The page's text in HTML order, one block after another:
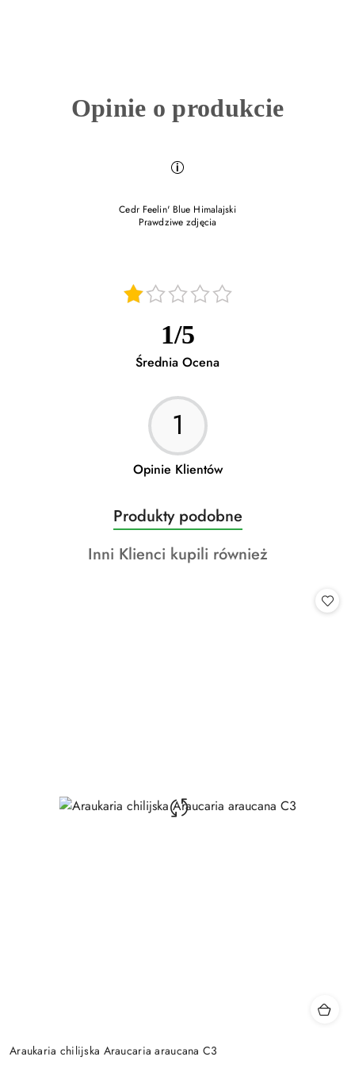
Opinie o produkcie
Cedr Feelin' Blue Himalajski
Prawdziwe zdjęcia
1/5
Średnia Ocena
1
Opinie Klientów
24.11.2025
otrzymałam towaru ani żadnej informacji
Pomiń karuzelę produktów
Produkty
o
statusie:
Produkty podobne
Produkty
Inni Klienci kupili również
Araukaria chilijska Araucaria araucana C3